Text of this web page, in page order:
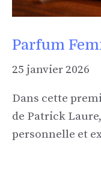
Parfum
25 janvier 2026
Dans cette
de Patrick
personnelle et